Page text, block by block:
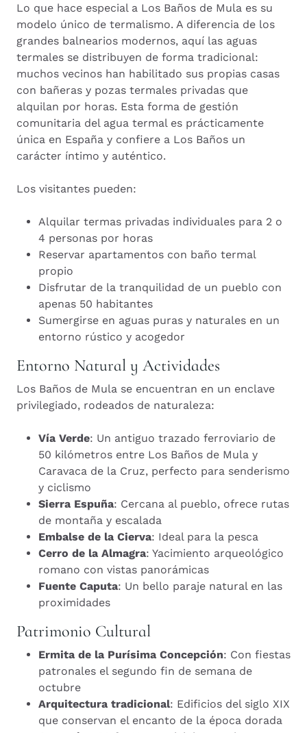
Lo que hace especial a Los Baños de Mula es su
modelo único de termalismo. A diferencia de los
grandes balnearios modernos, aquí las aguas
termales se distribuyen de forma tradicional:
muchos vecinos han habilitado sus propias casas
con bañeras y pozas termales privadas que
alquilan por horas. Esta forma de gestión
comunitaria del agua termal es prácticamente
única en España y confiere a Los Baños un
carácter íntimo y auténtico.
Los visitantes pueden:
Alquilar termas privadas individuales para 2 o
4 personas por horas
Reservar apartamentos con baño termal
propio
Disfrutar de la tranquilidad de un pueblo con
apenas 50 habitantes
Sumergirse en aguas puras y naturales en un
entorno rústico y acogedor
Entorno Natural y Actividades
Los Baños de Mula se encuentran en un enclave
privilegiado, rodeados de naturaleza:
Vía Verde: Un antiguo trazado ferroviario de
50 kilómetros entre Los Baños de Mula y
Caravaca de la Cruz, perfecto para senderismo
y ciclismo
Sierra Espuña: Cercana al pueblo, ofrece rutas
de montaña y escalada
Embalse de la Cierva: Ideal para la pesca
Cerro de la Almagra: Yacimiento arqueológico
romano con vistas panorámicas
Fuente Caputa: Un bello paraje natural en las
proximidades
Patrimonio Cultural
Ermita de la Purísima Concepción: Con fiestas
patronales el segundo fin de semana de
octubre
Arquitectura tradicional: Edificios del siglo XIX
que conservan el encanto de la época dorada